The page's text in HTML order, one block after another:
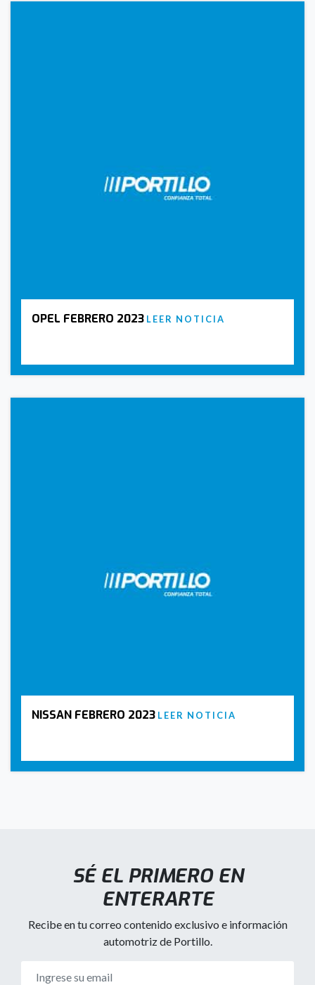
OPEL FEBRERO 2023 LEER NOTICIA
NISSAN FEBRERO 2023 LEER NOTICIA
SÉ EL PRIMERO EN
ENTERARTE
Recibe en tu correo contenido exclusivo e información
automotriz de Portillo.